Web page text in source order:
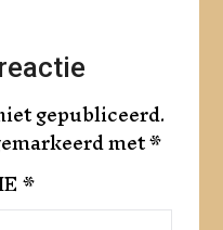
gepubliceerd.
met*
*